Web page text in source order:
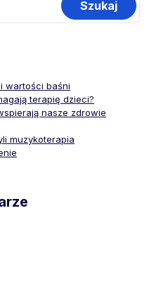
wartości baśni
terapię dzieci?
nasze zdrowie
muzykoterapia